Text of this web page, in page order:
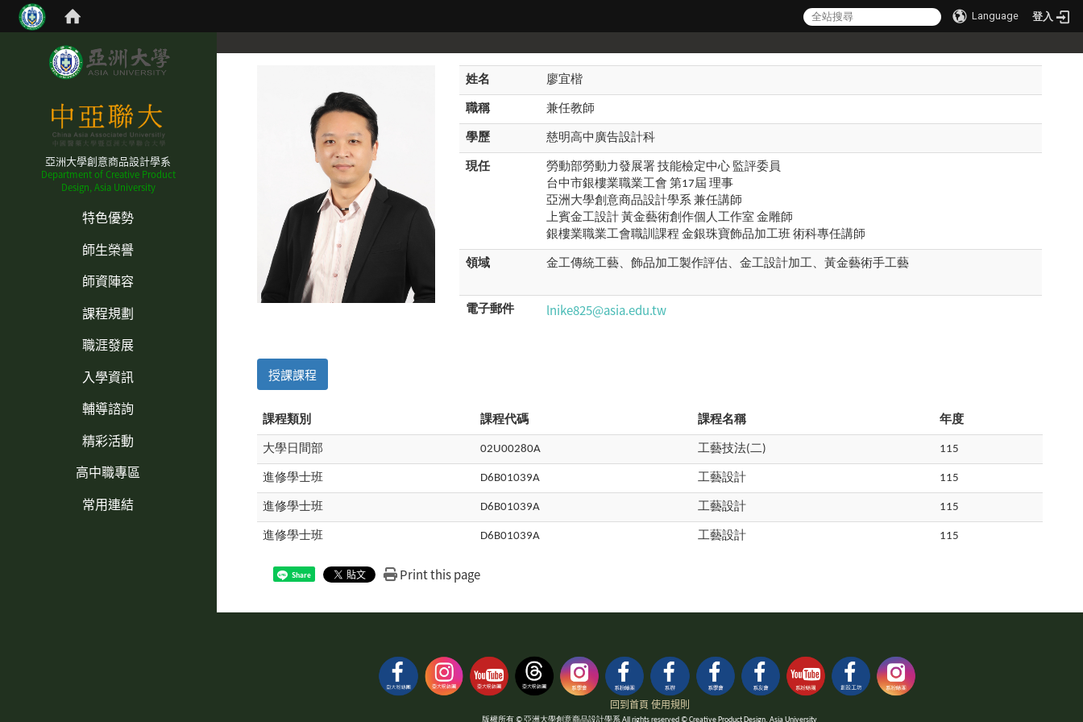
Language 登入
亞洲大學創意商品設計學系
Department of Creative Product
Design, Asia University
特色優勢
師生榮譽
師資陣容
課程規劃
職涯發展
入學資訊
輔導諮詢
精彩活動
高中職專區
常用連結
姓名 廖宜楷
職稱 兼任教師
學歷 慈明高中廣告設計科
現任
勞動部勞動力發展署 技能檢定中心 監評委員
台中市銀樓業職業工會 第17屆 理事
亞洲大學創意商品設計學系 兼任講師
上賓金工設計 黃金藝術創作個人工作室 金雕師
銀樓業職業工會職訓課程 金銀珠寶飾品加工班 術科專任講師
領域 金工傳統工藝、飾品加工製作評估、金工設計加工、黃金藝術手工藝
電子郵件 lnike825@asia.edu.tw
授課課程
課程類別 課程代碼 課程名稱 年度
大學日間部 02U00280A 工藝技法(二) 115
進修學士班 D6B01039A 工藝設計 115
進修學士班 D6B01039A 工藝設計 115
進修學士班 D6B01039A 工藝設計 115
Share Print this page
回到首頁 使用規則
版權所有 © 亞洲大學創意商品設計學系 All rights reserved © Creative Product Design, Asia University